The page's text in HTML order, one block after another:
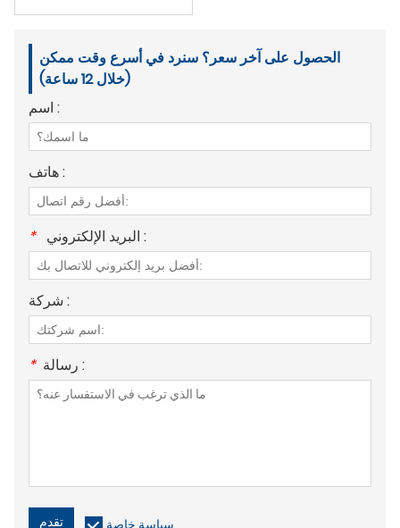
الحصول على آخر سعر؟ سنرد في أسرع وقت ممكن
(خلال 12 ساعة)
اسم :
هاتف :
* البريد الإلكتروني :
شركة :
* رسالة :
تقدم سياسة خاصة